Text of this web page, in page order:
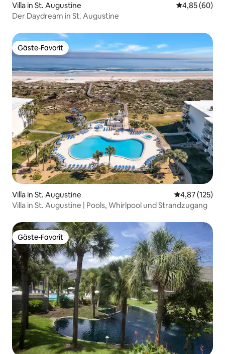
Villa in St. Augustine
4,85 (60)
Der Daydream in St. Augustine
Gäste-Favorit
Gäste-Favorit
Villa in St. Augustine
4,87 (125)
Villa in St. Augustine | Pools, Whirlpool und Strandzugang
Gäste-Favorit
Gäste-Favorit